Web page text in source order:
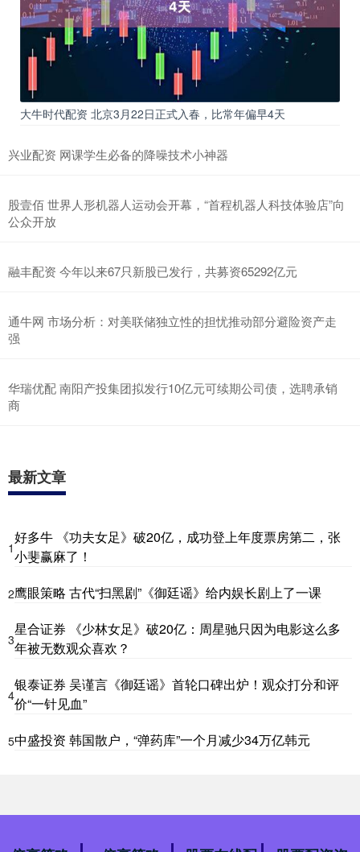
大牛时代配资 北京3月22日正式入春，比常年偏早4天
兴业配资 网课学生必备的降噪技术小神器
股壹佰 世界人形机器人运动会开幕，“首程机器人科技体验店”向
公众开放
融丰配资 今年以来67只新股已发行，共募资65292亿元
通牛网 市场分析：对美联储独立性的担忧推动部分避险资产走
强
华瑞优配 南阳产投集团拟发行10亿元可续期公司债，选聘承销
商
最新文章
1
好多牛 《功夫女足》破20亿，成功登上年度票房第二，张
小斐赢麻了！
2鹰眼策略 古代“扫黑剧”《御廷谣》给内娱长剧上了一课
3
星合证券 《少林女足》破20亿：周星驰只因为电影这么多
年被无数观众喜欢？
4
银泰证券 吴谨言《御廷谣》首轮口碑出炉！观众打分和评
价“一针见血”
5中盛投资 韩国散户，“弹药库”一个月减少34万亿韩元